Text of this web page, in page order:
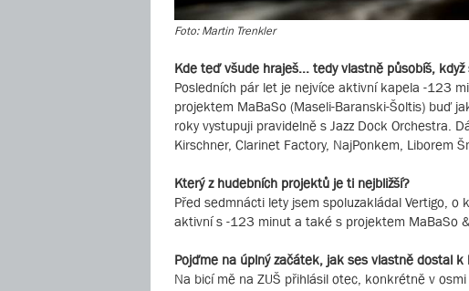
Foto: Martin Trenkler
Kde teď všude hraješ... tedy vlastně působíš, když
Posledních pár let je nejvíce aktivní kapela -123
projektem MaBaSo (Maseli-Baranski-Šoltis) buď
roky vystupuji pravidelně s Jazz Dock Orchestra.
Kirschner, Clarinet Factory, NajPonkem, Liborem
Který z hudebních projektů je ti nejbližší?
Před sedmnácti lety jsem spoluzakládal Vertigo,
aktivní s -123 minut a také s projektem MaBaSo
Pojďme na úplný začátek, jak ses vlastně dostal
Na bicí mě na ZUŠ přihlásil otec, konkrétně v